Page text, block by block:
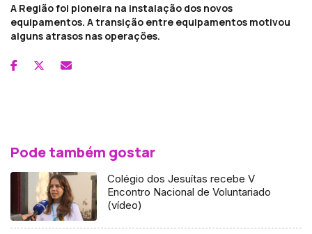
A Região foi pioneira na instalação dos novos
equipamentos. A transição entre equipamentos motivou
alguns atrasos nas operações.
Pode também gostar
Colégio dos Jesuítas recebe V
Encontro Nacional de Voluntariado
(vídeo)